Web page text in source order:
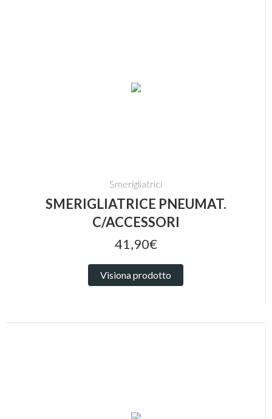
Smerigliatrici
SMERIGLIATRICE PNEUMAT.
C/ACCESSORI
41,90€
Visiona prodotto